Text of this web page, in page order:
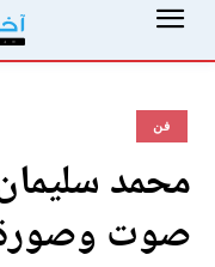
فن
محمد
صوت وصورة